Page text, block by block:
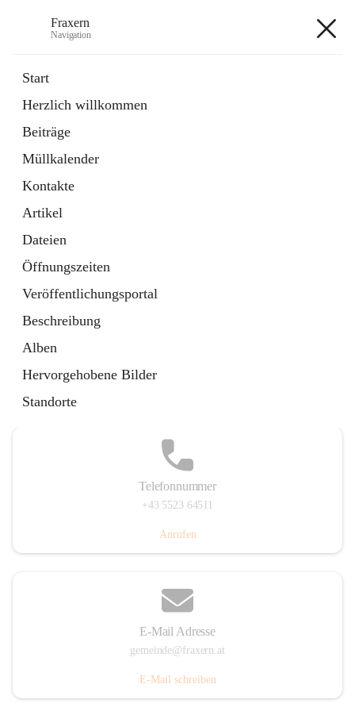
Fraxern
Navigation
Start
Herzlich willkommen
Beiträge
Müllkalender
Kontakte
Artikel
Dateien
Öffnungszeiten
Veröffentlichungsportal
Beschreibung
Alben
Hervorgehobene Bilder
Standorte
Ordner
in
Tab
Formulare
Artikel
öffnet
in
neuem
Tab
Telefonnummer
+43 5523 64511
Anrufen
E-Mail Adresse
gemeinde@fraxern.at
E-Mail schreiben